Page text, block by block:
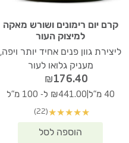
קרם יום רימונים ושורש מאקה
למיצוק העור
ליצירת גוון פנים אחיד יותר ויפה,
מעניק גלואו לעור
₪176.40
40 מ"ל ₪441.00 ל- 100 מ"ל
★
★
★
★
★
(22)